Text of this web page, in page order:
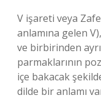
V işareti veya
anlamına gelen
ve birbirinden
parmaklarının
içe bakacak
dilde bir anlamı